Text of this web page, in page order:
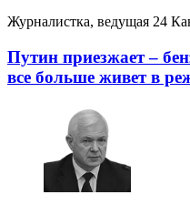
Журналистка, ведущая 24
Путин приезжает –
все больше живет в